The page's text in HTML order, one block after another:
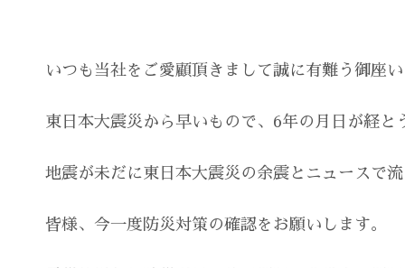
会社概要Company Profile
おしらせLatest news
いつも当社をご愛顧頂きまして誠に有難う御座
東日本大震災から早いもので、6年の月日が経と
地震が未だに東日本大震災の余震とニュースで
皆様、今一度防災対策の確認をお願いします。